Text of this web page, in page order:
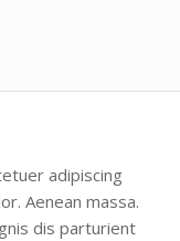
adipiscing
Aenean massa.
dis parturient